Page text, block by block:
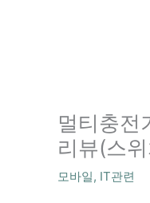
멀티충전
리뷰(스
모바일, IT관련